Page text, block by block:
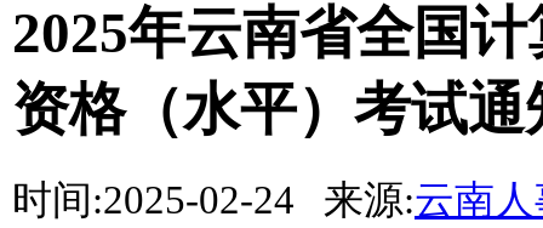
2025年云南省全国
资格（水平）考试通
时间:2025-02-24 来源:云南